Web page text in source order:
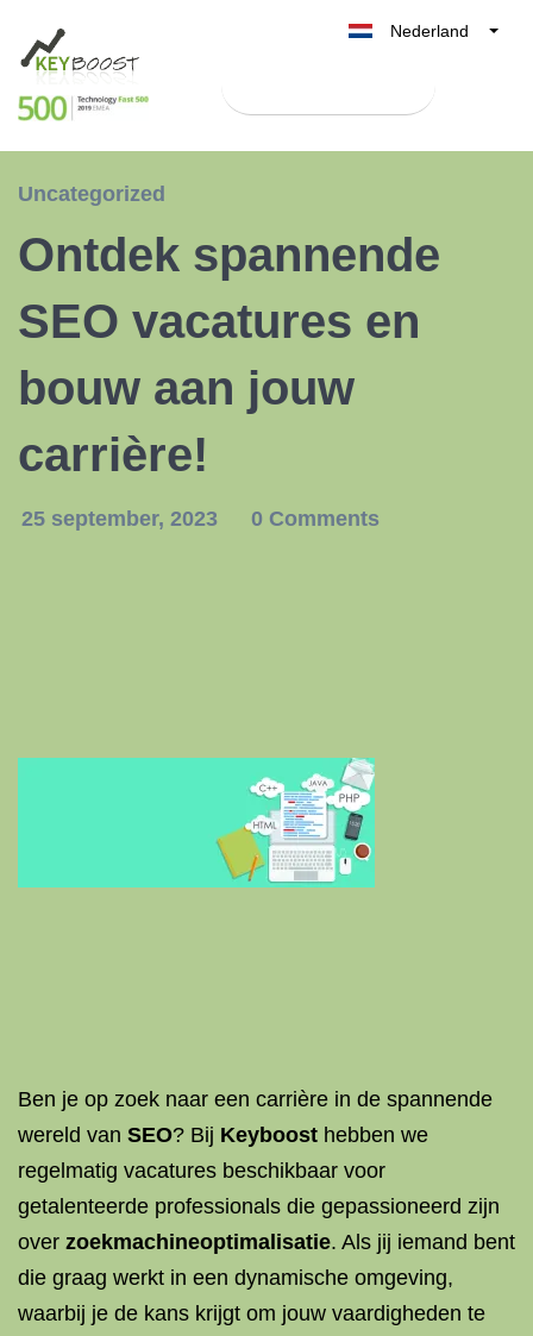
Nederland
België
España
Uncategorized
Ontdek spannende
SEO vacatures en
bouw aan jouw
carrière!
25 september, 2023 0 Comments
Ben je op zoek naar een carrière in de spannende
wereld van SEO? Bij Keyboost hebben we
regelmatig vacatures beschikbaar voor
getalenteerde professionals die gepassioneerd zijn
over zoekmachineoptimalisatie. Als jij iemand bent
die graag werkt in een dynamische omgeving,
waarbij je de kans krijgt om jouw vaardigheden te